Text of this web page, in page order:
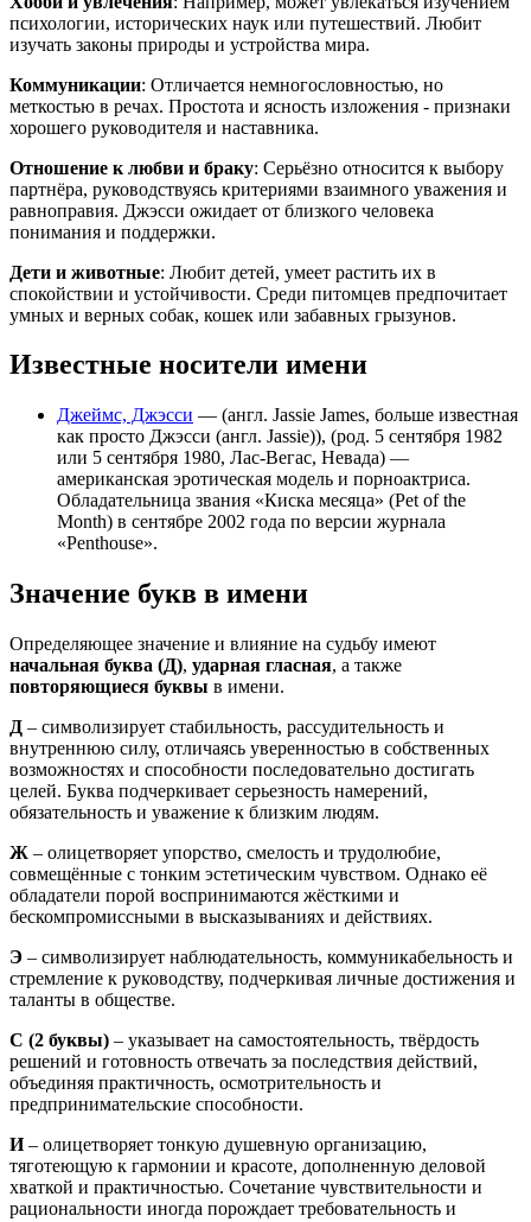
психологии, исторических наук или путешествий. Любит
изучать законы природы и устройства мира.
Коммуникации: Отличается немногословностью, но
меткостью в речах. Простота и ясность изложения - признаки
хорошего руководителя и наставника.
Отношение к любви и браку: Серьёзно относится к выбору
партнёра, руководствуясь критериями взаимного уважения и
равноправия. Джэсси ожидает от близкого человека
понимания и поддержки.
Дети и животные: Любит детей, умеет растить их в
спокойствии и устойчивости. Среди питомцев предпочитает
умных и верных собак, кошек или забавных грызунов.
Известные носители имени
Джеймс, Джэсси — (англ. Jassie James, больше известная
как просто Джэсси (англ. Jassie)), (род. 5 сентября 1982
или 5 сентября 1980, Лас-Вегас, Невада) —
американская эротическая модель и порноактриса.
Обладательница звания «Киска месяца» (Pet of the
Month) в сентябре 2002 года по версии журнала
«Penthouse».
Значение букв в имени
Определяющее значение и влияние на судьбу имеют
начальная буква (Д), ударная гласная, а также
повторяющиеся буквы в имени.
Д – символизирует стабильность, рассудительность и
внутреннюю силу, отличаясь уверенностью в собственных
возможностях и способности последовательно достигать
целей. Буква подчеркивает серьезность намерений,
обязательность и уважение к близким людям.
Ж – олицетворяет упорство, смелость и трудолюбие,
совмещённые с тонким эстетическим чувством. Однако её
обладатели порой воспринимаются жёсткими и
бескомпромиссными в высказываниях и действиях.
Э – символизирует наблюдательность, коммуникабельность и
стремление к руководству, подчеркивая личные достижения и
таланты в обществе.
С (2 буквы) – указывает на самостоятельность, твёрдость
решений и готовность отвечать за последствия действий,
объединяя практичность, осмотрительность и
предпринимательские способности.
И– олицетворяет тонкую душевную организацию,
тяготеющую к гармонии и красоте, дополненную деловой
хваткой и практичностью. Сочетание чувствительности и
рациональности иногда порождает требовательность и